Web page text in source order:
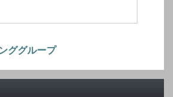
ググループ